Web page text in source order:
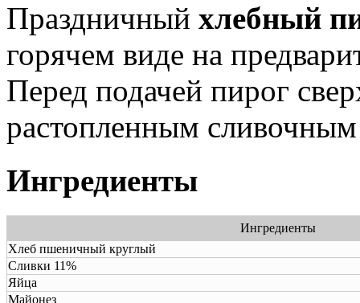
Праздничный хлебный
горячем виде на
Перед подачей пирог
растопленным
Ингредиенты
Ингредиенты
Хлеб пшеничный круглый
Сливки 11%
Яйца
Майонез